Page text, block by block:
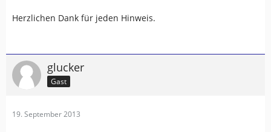
Herzlichen Dank für jeden Hinweis.
glucker
Gast
19. September 2013